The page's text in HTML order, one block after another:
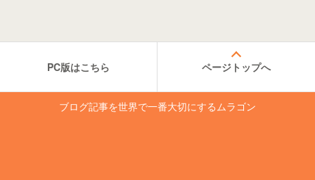
PC版はこちら ページトップへ
ブログ記事を世界で一番大切にするムラゴン